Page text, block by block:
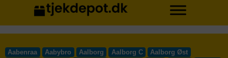
Aabenraa Aabybro Aalborg Aalborg C
Aalborg Øst